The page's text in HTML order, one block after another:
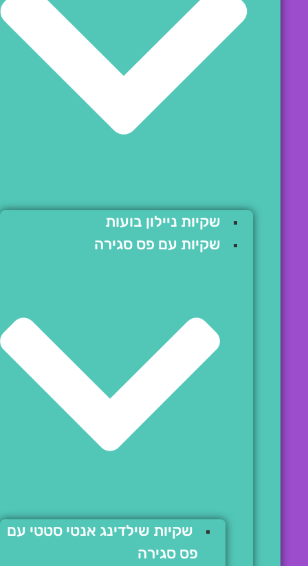
שקיות ניילון בועות
שקיות עם פס סגירה
שקיות שילדינג אנטי סטטי עם
פס סגירה